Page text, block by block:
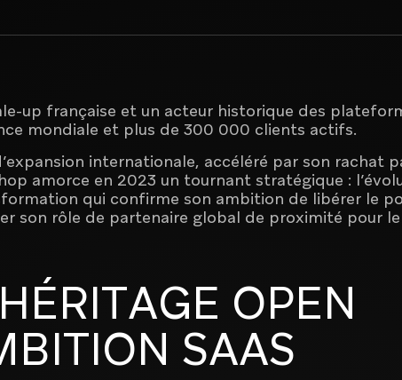
up française et un acteur historique des
mondiale et plus de 300 000 clients actifs.
internationale, accéléré par son rachat
amorce en 2023 un tournant stratégique :
qui confirme son ambition de libérer le
son rôle de partenaire global de proximité pour
OPEN
SAAS